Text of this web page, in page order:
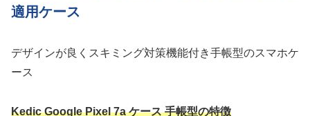
適用ケース
デザインが良くスキミング対策機能付き手帳型のスマホケ
ース
Kedic Google Pixel 7a ケース 手帳型の特徴